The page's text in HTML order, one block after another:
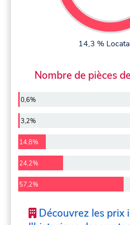
14,3 %
Nombre de pièces
0,6%
3,2%
14,8%
24,2%
57,2%
Découvrez les prix